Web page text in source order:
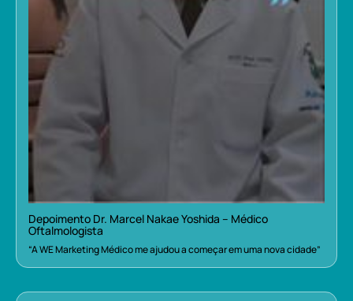
Depoimento Dr. Marcel Nakae Yoshida – Médico
Oftalmologista
“A WE Marketing Médico me ajudou a começar em uma nova cidade”